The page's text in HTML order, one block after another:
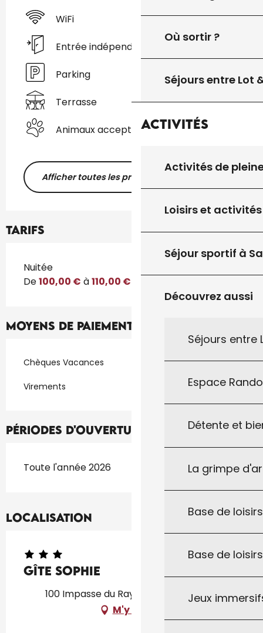
Où sortir ?
Séjours entre Lot
Activités
Activités de
Loisirs et activités
Séjour sportif à
Découvrez aussi
Séjours entre
Espace
Détente et
La grimpe
Base de
Base de
Jeux
WiFi
Entrée indépendante
Parking
Terrasse
Animaux acceptés
Afficher toutes les prestations
Tarifs
Tarifs 2026
Nuitée
De100,00 € à110,00 €
Moyens de paiement
Chèques Vacances
Virements
Périodes d'ouverture
Toute l'année 2026
Localisation
Gîte Sophie
100 Impasse du Raysse, 46340 Salviac
M'y rendre